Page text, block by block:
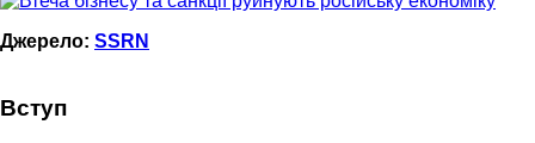
Джерело: SSRN
Вступ